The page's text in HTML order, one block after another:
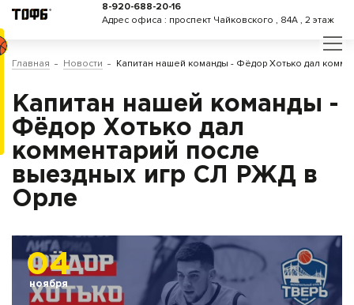
8-920-688-20-16
Адрес офиса : проспект Чайковского , 84А , 2 этаж
Главная Новости Капитан нашей команды - Фёдор Хотько дал
Капитан нашей команды -
Фёдор Хотько дал
комментарий после
выездных игр СЛ РЖД в
Орле
04
ноября